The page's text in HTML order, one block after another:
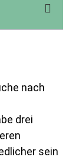
nach
drei
sein